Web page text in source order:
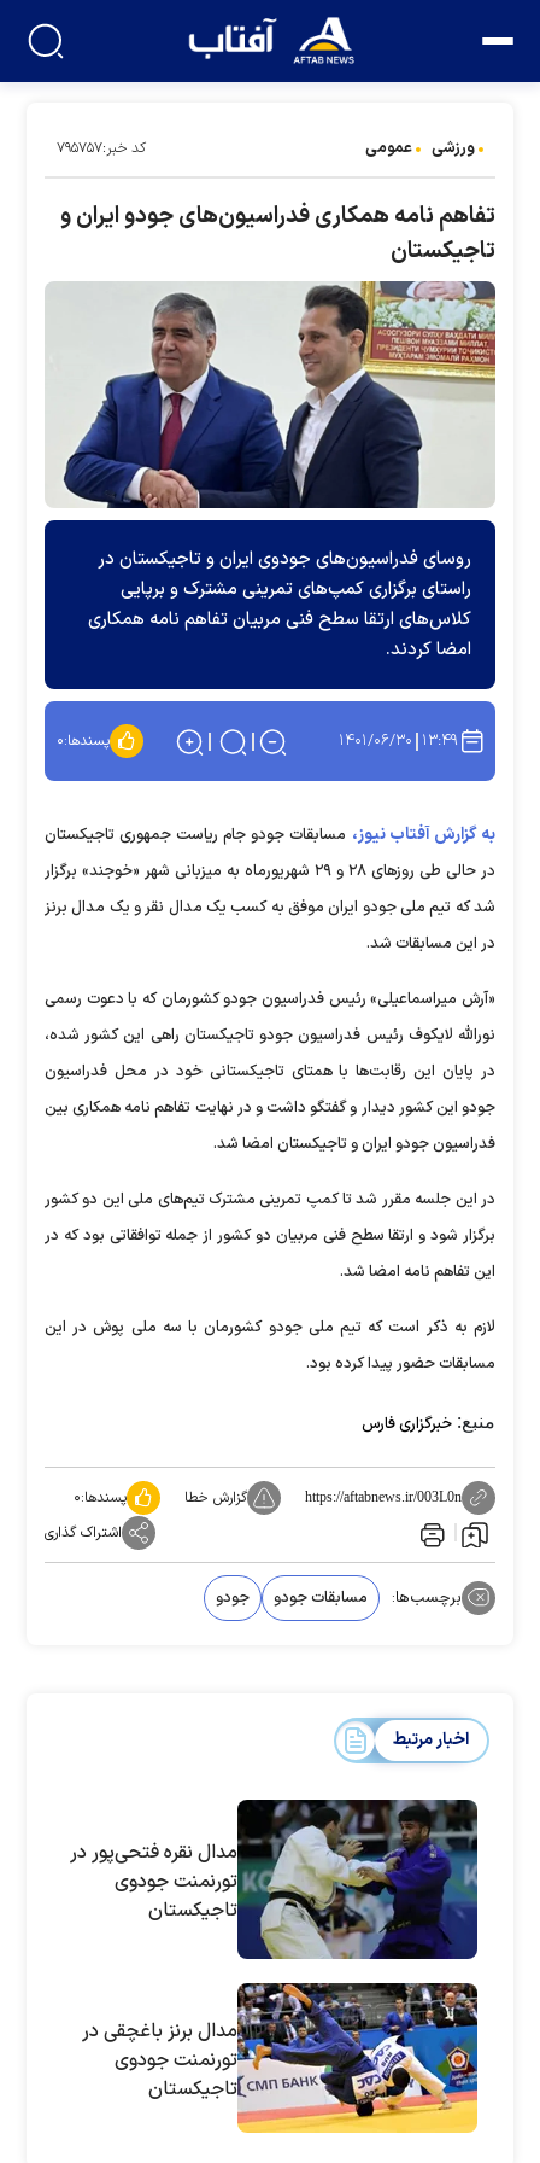
ورزشی عمومی کد خبر:۷۹۵۷۵۷
تفاهم نامه همکاری فدراسیون‌های جودو ایران و
تاجیکستان
روسای فدراسیون‌های جودوی ایران و تاجیکستان در
راستای برگزاری کمپ‌های تمرینی مشترک و برپایی
کلاس‌های ارتقا سطح فنی مربیان تفاهم نامه همکاری
امضا کردند.
۱۳:۴۹ ۱۴۰۱/۰۶/۳۰ پسندها:۰
به گزارش آفتاب نیوز، مسابقات جودو جام ریاست جمهوری تاجیکستان
در حالی طی روز‌های ۲۸ و ۲۹ شهریورماه به میزبانی شهر «خوجند» برگزار
شد که تیم ملی جودو ایران موفق به کسب یک مدال نقر و یک مدال برنز
در این مسابقات شد.
«آرش میراسماعیلی» رئیس فدراسیون جودو کشورمان که با دعوت رسمی
نورالله لایکوف رئیس فدراسیون جودو تاجیکستان راهی این کشور شده،
در پایان این رقابت‌ها با همتای تاجیکستانی خود در محل فدراسیون
جودو این کشور دیدار و گفتگو داشت و در نهایت تفاهم نامه همکاری بین
فدراسیون جودو ایران و تاجیکستان امضا شد.
در این جلسه مقرر شد تا کمپ تمرینی مشترک تیم‌های ملی این دو کشور
برگزار شود و ارتقا سطح فنی مربیان دو کشور از جمله توافقاتی بود که در
این تفاهم نامه امضا شد.
لازم به ذکر است که تیم ملی جودو کشورمان با سه ملی پوش در این
مسابقات حضور پیدا کرده بود.
منبع: خبرگزاری فارس
https://aftabnews.ir/003L0n گزارش خطا پسندها:۰
اشتراک گذاری
برچسب‌ها: مسابقات جودو جودو
اخبار مرتبط
مدال نقره فتحی‌پور در
تورنمنت جودوی
تاجیکستان
مدال برنز باغچقی در
تورنمنت جودوی
تاجیکستان